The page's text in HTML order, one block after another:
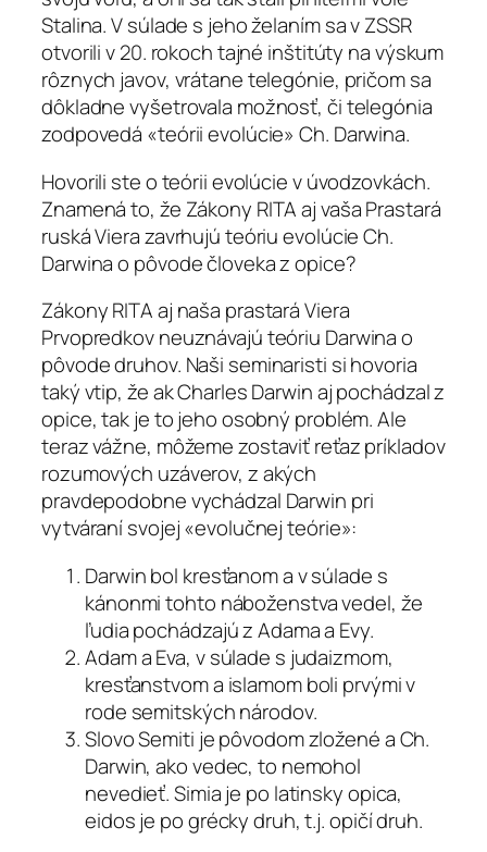
Stalina. V súlade s jeho želaním sa v ZSSR
otvorili v 20. rokoch tajné inštitúty na výskum
rôznych javov, vrátane telegónie, pričom sa
dôkladne vyšetrovala možnosť, či telegónia
zodpovedá «teórii evolúcie» Ch. Darwina.
Hovorili ste o teórii evolúcie v úvodzovkách.
Znamená to, že Zákony RITA aj vaša Prastará
ruská Viera zavrhujú teóriu evolúcie Ch.
Darwina o pôvode človeka z opice?
Zákony RITA aj naša prastará Viera
Prvopredkov neuznávajú teóriu Darwina o
pôvode druhov. Naši seminaristi si hovoria
taký vtip, že ak Charles Darwin aj pochádzal z
opice, tak je to jeho osobný problém. Ale
teraz vážne, môžeme zostaviť reťaz príkladov
rozumových uzáverov, z akých
pravdepodobne vychádzal Darwin pri
vytváraní svojej «evolučnej teórie»:
Darwin bol kresťanom a v súlade s
kánonmi tohto náboženstva vedel, že
ľudia pochádzajú z Adama a Evy.
Adam a Eva, v súlade s judaizmom,
kresťanstvom a islamom boli prvými v
rode semitských národov.
Slovo Semiti je pôvodom zložené a Ch.
Darwin, ako vedec, to nemohol
nevedieť. Simia je po latinsky opica,
eidos je po grécky druh, t.j. opičí druh.